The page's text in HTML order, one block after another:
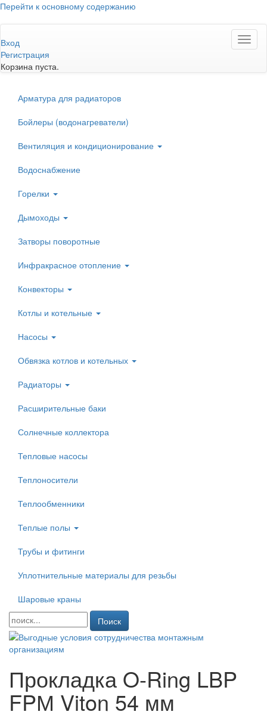
Перейти к основному содержанию
Вход
Регистрация
Корзина пуста.
Арматура для радиаторов
Бойлеры (водонагреватели)
Вентиляция и кондиционирование
Водоснабжение
Горелки
Дымоходы
Затворы поворотные
Инфракрасное отопление
Конвекторы
Котлы и котельные
Насосы
Обвязка котлов и котельных
Радиаторы
Расширительные баки
Солнечные коллектора
Тепловые насосы
Теплоносители
Теплообменники
Теплые полы
Трубы и фитинги
Уплотнительные материалы для резьбы
Шаровые краны
Поиск
Прокладка O-Ring LBP
FPМ Viton 54 мм